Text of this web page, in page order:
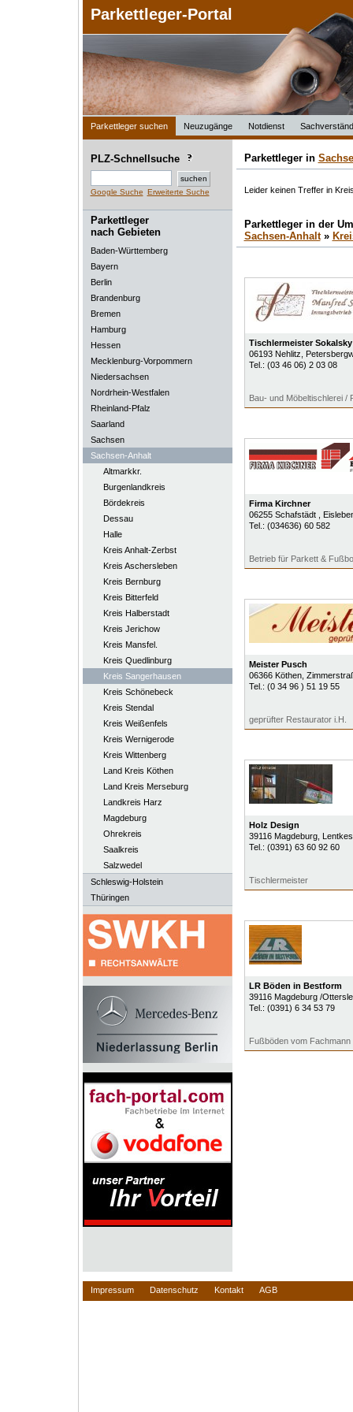
Parkettleger-Portal
Parkettleger suchen Neuzugänge Notdienst
PLZ-Schnellsuche
Google Suche Erweiterte Suche
Parkettleger
nach Gebieten
Baden-Württemberg
Bayern
Berlin
Brandenburg
Bremen
Hamburg
Hessen
Mecklenburg-Vorpommern
Niedersachsen
Nordrhein-Westfalen
Rheinland-Pfalz
Saarland
Sachsen
Sachsen-Anhalt
Altmarkkr.
Burgenlandkreis
Bördekreis
Dessau
Halle
Kreis Anhalt-Zerbst
Kreis Aschersleben
Kreis Bernburg
Kreis Bitterfeld
Kreis Halberstadt
Kreis Jerichow
Kreis Mansfel.
Kreis Quedlinburg
Kreis Sangerhausen
Kreis Schönebeck
Kreis Stendal
Kreis Weißenfels
Kreis Wernigerode
Kreis Wittenberg
Land Kreis Köthen
Land Kreis Merseburg
Landkreis Harz
Magdeburg
Ohrekreis
Saalkreis
Salzwedel
Schleswig-Holstein
Thüringen
Parkettleger in
Leider keinen Treffer in
Parkettleger in der
Sachsen-Anhalt»
Tischlermeister Sokalsky
06193 Nehlitz ,
Tel.: (03 46 06) 2 03 08
Bau- und Möbeltischlerei /
Firma Kirchner
06255 Schafstädt
,
Tel.: (034636) 60 582
Betrieb für Parkett &
Meister Pusch
06366 Köthen,
Tel.: (0 34 96 ) 51 19 55
geprüfter Restaurator i.H.
Holz Design
39116 Magdeburg,
Tel.: (0391) 63 60 92 60
Tischlermeister
LR Böden in Bestform
39116 Magdeburg /
Tel.: (0391) 6 34 53 79
Fußböden vom Fachmann
Impressum Datenschutz Kontakt AGB